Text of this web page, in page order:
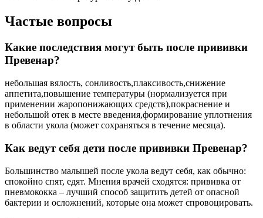
Частые вопросы
Какие последствия могут быть после прививки
Превенар?
небольшая вялость, сонливость,плаксивость,снижение
аппетита,повышение температуры (нормализуется при
применении жаропонижающих средств),покраснение и
небольшой отек в месте введения,формирование уплотнения
в области укола (может сохраняться в течение месяца).
Как ведут себя дети после прививки Превенар?
Большинство малышей после укола ведут себя, как обычно:
спокойно спят, едят. Мнения врачей сходятся: прививка от
пневмококка – лучший способ защитить детей от опасной
бактерии и осложнений, которые она может спровоцировать.